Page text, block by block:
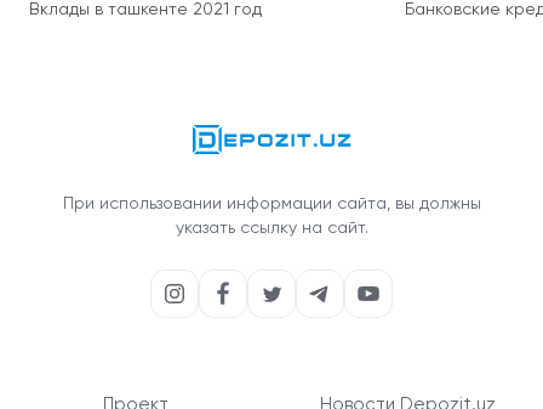
Вклады в ташкенте 2021 год Банковские
При использовании информации сайта, вы должны
указать ссылку на сайт.
Проект Новости Depozit.uz